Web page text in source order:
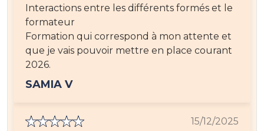
Interactions entre les différents formés et le
formateur
Formation qui correspond à mon attente et
que je vais pouvoir mettre en place courant
2026.
SAMIA V
15/12/2025